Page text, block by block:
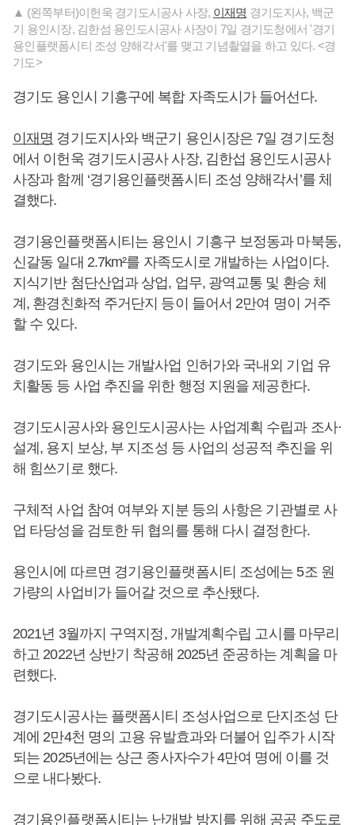
▲ (왼쪽부터)이헌욱 경기도시공사 사장, 이재명 경기도지사, 백군
기 용인시장, 김한섬 용인도시공사 사장이 7일 경기도청에서 '경기
용인플랫폼시티 조성 양해각서'를 맺고 기념촬열을 하고 있다. <경
기도>
경기도 용인시 기흥구에 복합 자족도시가 들어선다.
이재명 경기도지사와 백군기 용인시장은 7일 경기도청
에서 이헌욱 경기도시공사 사장, 김한섭 용인도시공사
사장과 함께 ‘경기용인플랫폼시티 조성 양해각서’를 체
결했다.
경기용인플랫폼시티는 용인시 기흥구 보정동과 마북동,
신갈동 일대 2.7km²를 자족도시로 개발하는 사업이다.
지식기반 첨단산업과 상업, 업무, 광역교통 및 환승 체
계, 환경친화적 주거단지 등이 들어서 2만여 명이 거주
할 수 있다.
경기도와 용인시는 개발사업 인허가와 국내외 기업 유
치활동 등 사업 추진을 위한 행정 지원을 제공한다.
경기도시공사와 용인도시공사는 사업계획 수립과 조사·
설계, 용지 보상, 부 지조성 등 사업의 성공적 추진을 위
해 힘쓰기로 했다.
구체적 사업 참여 여부와 지분 등의 사항은 기관별로 사
업 타당성을 검토한 뒤 협의를 통해 다시 결정한다.
용인시에 따르면 경기용인플랫폼시티 조성에는 5조 원
가량의 사업비가 들어갈 것으로 추산됐다.
2021년 3월까지 구역지정, 개발계획수립 고시를 마무리
하고 2022년 상반기 착공해 2025년 준공하는 계획을 마
련했다.
경기도시공사는 플랫폼시티 조성사업으로 단지조성 단
계에 2만4천 명의 고용 유발효과와 더불어 입주가 시작
되는 2025년에는 상근 종사자수가 4만여 명에 이를 것
으로 내다봤다.
경기용인플랫폼시티는 난개발 방지를 위해 공공 주도로